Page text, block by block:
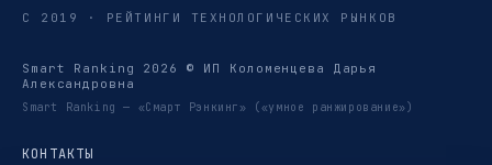
С 2019 · РЕЙТИНГИ ТЕХНОЛОГИЧЕСКИХ РЫНКОВ
Smart Ranking 2026 © ИП Коломенцева Дарья
Александровна
Smart Ranking — «Смарт Рэнкинг» («умное ранжирование»)
КОНТАКТЫ